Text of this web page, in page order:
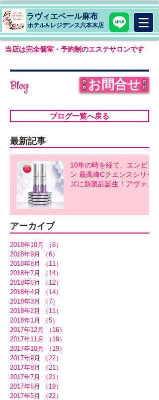
ラヴィエベール麻布
​ホテル&レジデンス六本木店
当店は完全個室・予約制のエステサロンです
Blog お問合せ
ブログ一覧へ戻る
最新記事
10年の時を経て、エンビロ
ン 最高峰Cクエンスシリー
ズに新製品誕生！アヴァン
アーカイブ
2018年10月 （6）
2018年9月
（6）
2018年8月
（11）
2018年7月
（14）
2018年6月
（12）
2018年4月
（14）
2018年3月
（7）
2018年2月
（11）
2018年1月
（5）
2017年12月
（16）
2017年11月
（19）
2017年10月
（19）
2017年9月
（22）
2017年8月
（21）
2017年7月
（21）
2017年6月
（19）
2017年5月
（22）